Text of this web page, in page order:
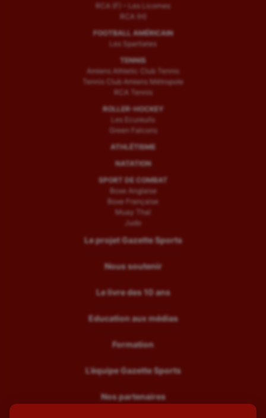
RCA (F) – Les Licornes
RCA (H)
FOOTBALL AMÉRICAIN
Les Spartiates
TENNIS
Amiens Athletic Club Tennis
Tennis Club Amiens Métropole
RCA Tennis
ROLLER-HOCKEY
Les Ecureuils
Green Falcons
ATHLÉTISME
NATATION
SPORT DE COMBAT
Boxe Anglaise
Boxe Française
Muay Thaï
Judo
Le projet Gazette Sports
Nous soutenir
Le livre des 10 ans
Education aux médias
Formation
L’équipe Gazette Sports
Nos partenaires